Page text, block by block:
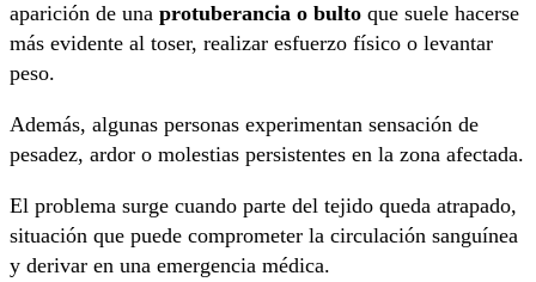
aparición de una protuberancia o bulto que suele hacerse
más evidente al toser, realizar esfuerzo físico o levantar
peso.
Además, algunas personas experimentan sensación de
pesadez, ardor o molestias persistentes en la zona afectada.
El problema surge cuando parte del tejido queda atrapado,
situación que puede comprometer la circulación sanguínea
y derivar en una emergencia médica.